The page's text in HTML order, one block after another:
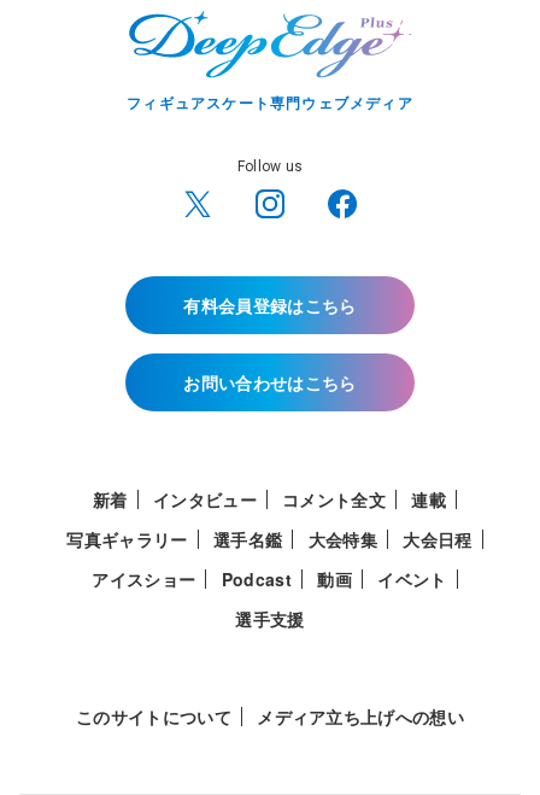
フィギュアスケート専門ウェブメディア
Follow us
有料会員登録はこちら
お問い合わせはこちら
新着 インタビュー コメント全文
連載
写真ギャラリー
選手名鑑 大会特集
大会日程
アイスショー
Podcast 動画
イベント
選手支援
このサイトについて メディア立ち上げへの想い